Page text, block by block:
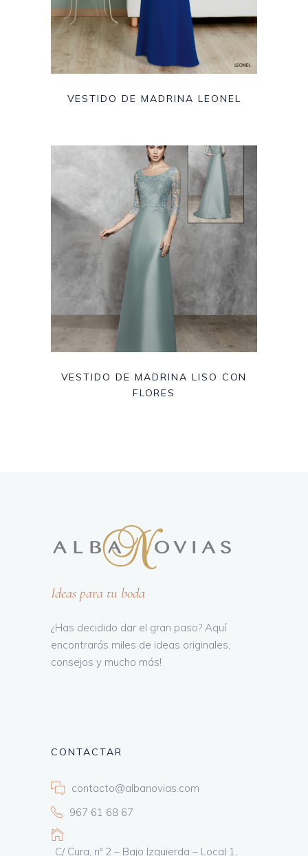
VESTIDO DE MADRINA LEONEL
VESTIDO DE MADRINA LISO CON
FLORES
Ideas para tu boda
¿Has decidido dar el gran paso? Aquí
encontrarás miles de ideas originales,
consejos y mucho más!
CONTACTAR
contacto@albanovias.com
967 61 68 67
C/ Cura, nº 2 – Bajo Izquierda – Local 1,